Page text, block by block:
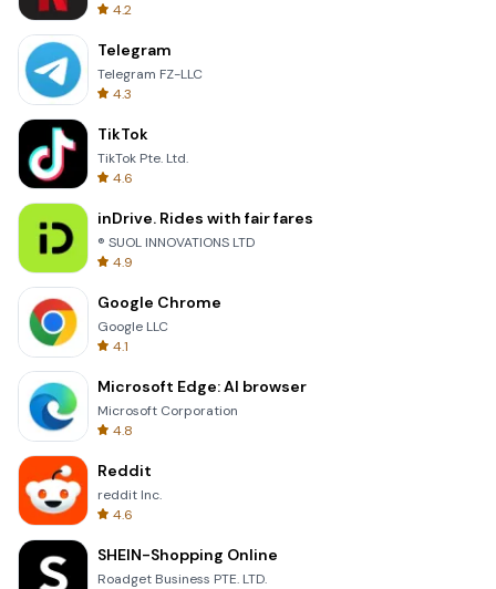
4.2
Telegram
Telegram FZ-LLC
4.3
TikTok
TikTok Pte. Ltd.
4.6
inDrive. Rides with fair fares
® SUOL INNOVATIONS LTD
4.9
Google Chrome
Google LLC
4.1
Microsoft Edge: AI browser
Microsoft Corporation
4.8
Reddit
reddit Inc.
4.6
SHEIN-Shopping Online
Roadget Business PTE. LTD.